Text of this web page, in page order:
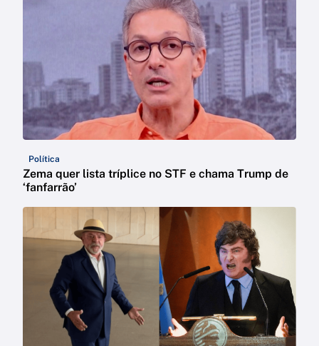
Política
Zema quer lista tríplice no STF e chama Trump de
‘fanfarrão’